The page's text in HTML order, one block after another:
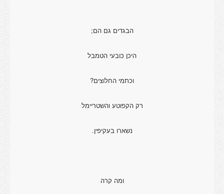
הבגדים גם הם;
היכן כובעי הטמבל
וכתמי החלוצים?
רק הקפוטע והשטריימל
נשארו בעקיפין.
ומה קרה